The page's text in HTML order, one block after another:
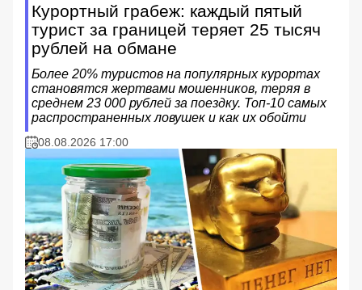
Курортный грабеж: каждый пятый
турист за границей теряет 25 тысяч
рублей на обмане
Более 20% туристов на популярных курортах
становятся жертвами мошенников, теряя в
среднем 23 000 рублей за поездку. Топ-10 самых
распространенных ловушек и как их обойти
08.08.2026 17:00